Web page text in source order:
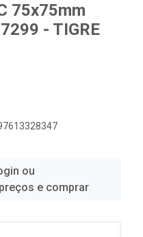
75x75mm
- TIGRE
ou
e comprar